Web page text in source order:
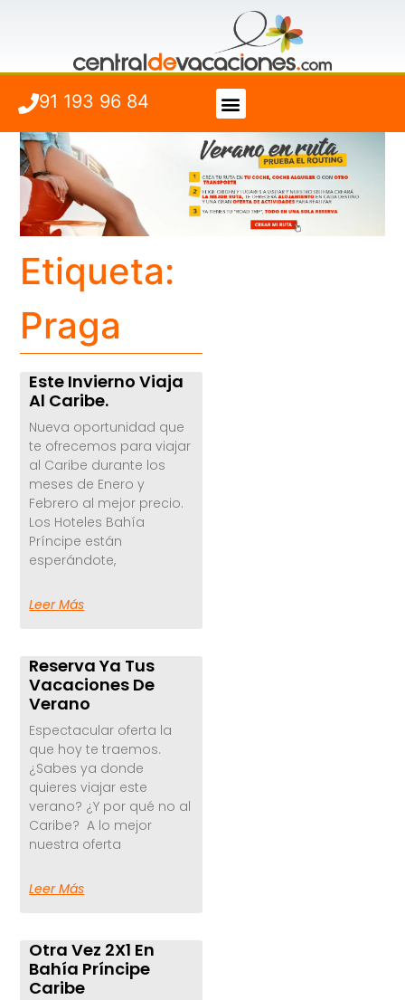
91 193 96 84
Etiqueta:
Praga
Este Invierno Viaja
Al Caribe.
Nueva oportunidad que
te ofrecemos para viajar
al Caribe durante los
meses de Enero y
Febrero al mejor precio.
Los Hoteles Bahía
Príncipe están
esperándote,
Leer Más
Reserva Ya Tus
Vacaciones De
Verano
Espectacular oferta la
que hoy te traemos.
¿Sabes ya donde
quieres viajar este
verano? ¿Y por qué no al
Caribe? A lo mejor
nuestra oferta
Leer Más
Otra Vez 2X1 En
Bahía Príncipe
Caribe